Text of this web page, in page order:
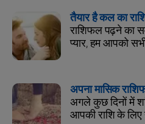
तैयार है कल का
राशिफल पढ़ने का
प्यार, हम आपको
अपना मासिक
अगले कुछ दिनों में
आपकी राशि के